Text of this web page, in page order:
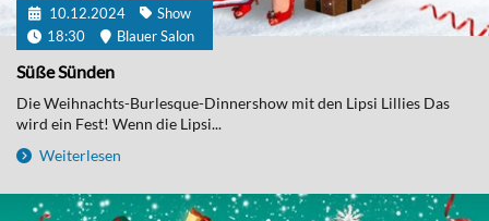
10.12.2024
Show
18:30
Blauer Salon
Süße Sünden
Die Weihnachts-Burlesque-Dinnershow mit den Lipsi Lillies Das
wird ein Fest! Wenn die Lipsi...
Weiterlesen